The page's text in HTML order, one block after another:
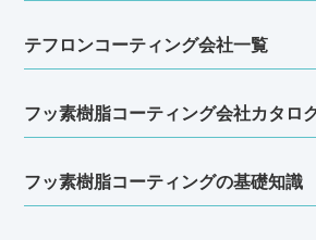
テフロンコーティング会社一覧
フッ素樹脂コーティング会社カタロ
フッ素樹脂コーティングの基礎知識